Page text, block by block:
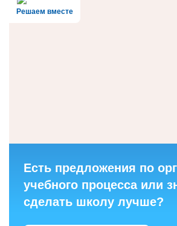
Решаем вместе
Есть предложения по
учебного процесса или
сделать школу лучше?